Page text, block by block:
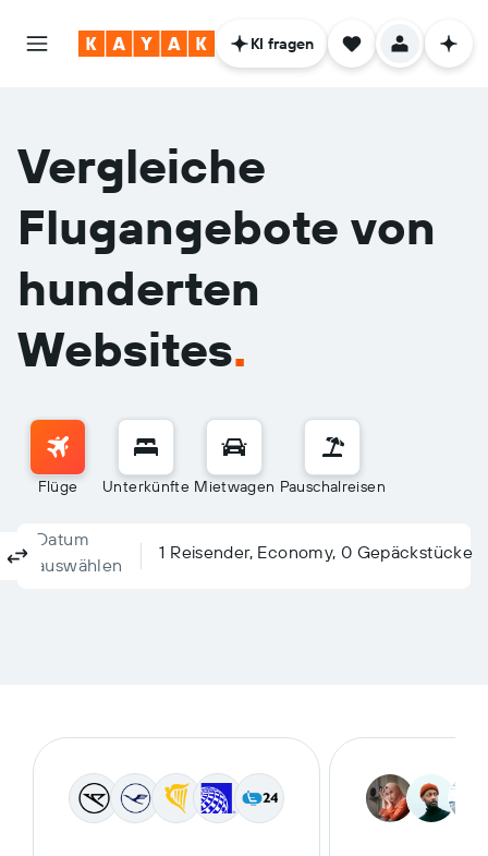
KI fragen
Vergleiche
Flugangebote von
hunderten
Websites.
Flüge Unterkünfte Mietwagen Pauschalreisen
Hin- und Rückflug Nur Hinflug Multi-Stopp
Columbus, OH, USA - Port Columbus (CMH)
Nach?
Datum
auswählen
1 Reisender, Economy, 0 Gepäckstücke